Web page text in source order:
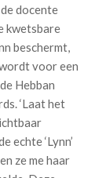
docente
kwetsbare
beschermt,
voor een
Hebban
‘Laat het
echte ‘Lynn’
ze me haar